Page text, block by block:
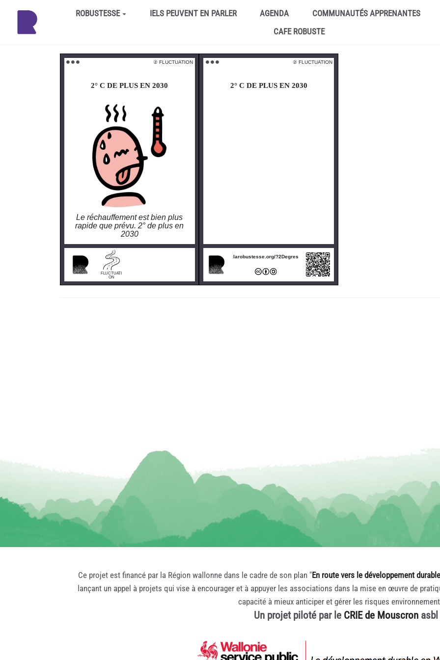
Aller au contenu principalROBUSTESSE IELS PEUVENT EN PARLER AGENDA
COMMUNAUTÉS APPRENANTES
CAFE ROBUSTE
⚫️ ⚫️ ⚫️ ② FLUCTUATION
2° C DE PLUS EN 2030
Le réchauffement est bien plus
rapide que prévu. 2° de plus en
2030
FLUCTUATI
ON
⚫️ ⚫️ ⚫️ ② FLUCTUATION
2° C DE PLUS EN 2030
larobustesse.org/?2Degres
Ce projet est financé par la Région wallonne dans le cadre de son plan "En route vers le développement durable
lançant un appel à projets qui vise à encourager et à appuyer les associations dans la mise en œuvre de
capacité à mieux anticiper et gérer les risques
Un projet piloté par le CRIE de Mouscronasbl